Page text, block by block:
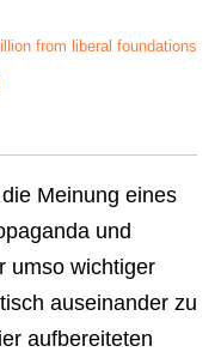
from liberal foundations
Meinung eines
und
umso wichtiger
auseinander zu
aufbereiteten